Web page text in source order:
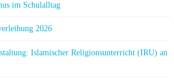
im Schulalltag
2026
Islamischer Religionsunterricht (IRU) an